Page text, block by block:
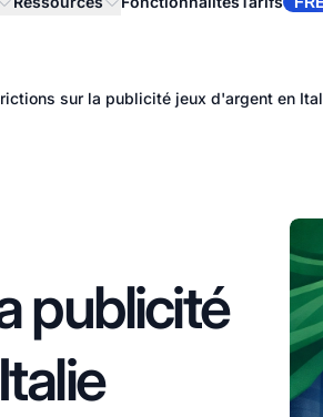
sur la publicité jeux d'argent en
publicité